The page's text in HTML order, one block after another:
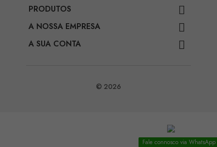
PRODUTOS 
A NOSSA EMPRESA 
A SUA CONTA 
Fale connosco via WhatsApp
© 2026